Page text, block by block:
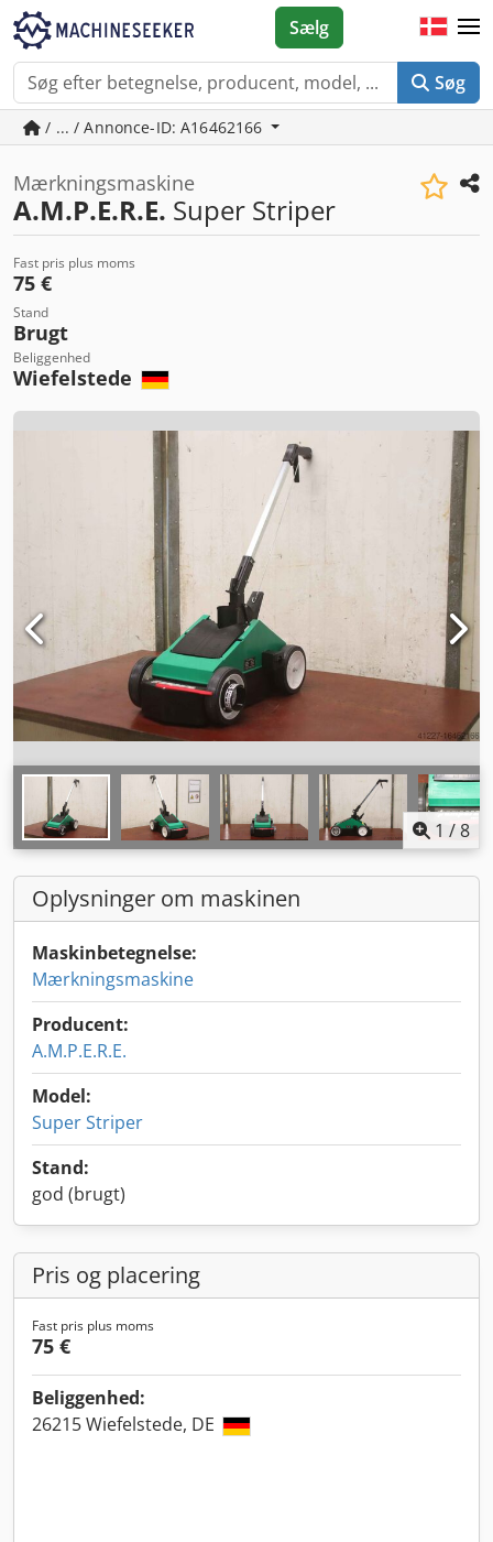
Søg
Sælg
/ ... / Annonce-ID: A16462166
Mærkningsmaskine
A.M.P.E.R.E. Super Striper
Fast pris plus moms
75 €
Stand
Brugt
Beliggenhed
Wiefelstede
1 /8
Oplysninger om maskinen
Maskinbetegnelse:
Mærkningsmaskine
Producent:
A.M.P.E.R.E.
Model:
Super Striper
Stand:
god (brugt)
Pris og placering
Fast pris plus moms
75 €
Beliggenhed:
26215 Wiefelstede, DE